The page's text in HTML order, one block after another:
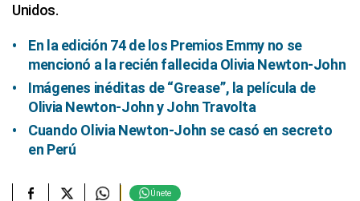
Unidos.
En la edición 74 de los Premios Emmy no se
mencionó a la recién fallecida Olivia Newton-John
Imágenes inéditas de “Grease”, la película de
Olivia Newton-John y John Travolta
Cuando Olivia Newton-John se casó en secreto
en Perú
Únete